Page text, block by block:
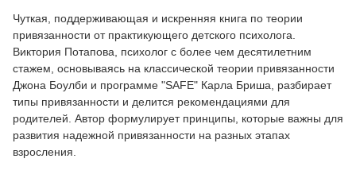
Чуткая, поддерживающая и искренняя книга по теории
привязанности от практикующего детского психолога.
Виктория Потапова, психолог с более чем десятилетним
стажем, основываясь на классической теории привязанности
Джона Боулби и программе "SAFE" Карла Бриша, разбирает
типы привязанности и делится рекомендациями для
родителей. Автор формулирует принципы, которые важны для
развития надежной привязанности на разных этапах
взросления.